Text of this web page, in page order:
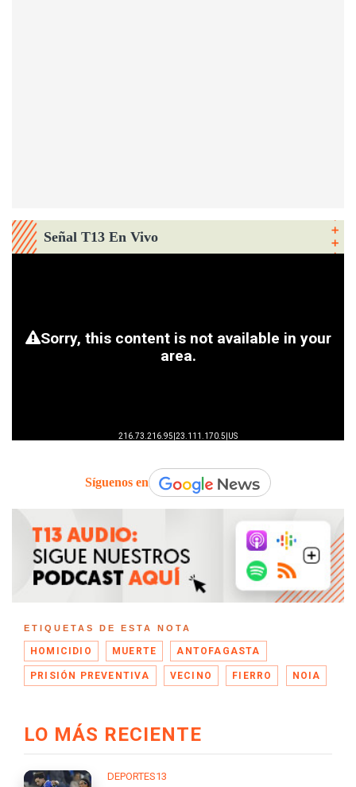
Señal T13 En Vivo
Síguenos en
ETIQUETAS DE ESTA NOTA
HOMICIDIO MUERTE ANTOFAGASTA
PRISIÓN PREVENTIVA VECINO FIERRO NOIA
LO MÁS RECIENTE
DEPORTES13